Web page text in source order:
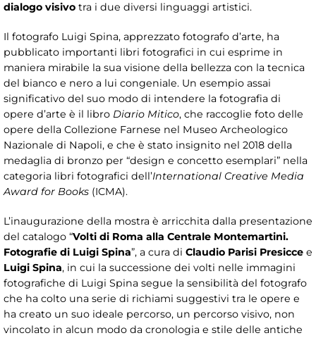
dialogo visivo tra i due diversi linguaggi artistici.
Il fotografo Luigi Spina, apprezzato fotografo d’arte, ha
pubblicato importanti libri fotografici in cui esprime in
maniera mirabile la sua visione della bellezza con la tecnica
del bianco e nero a lui congeniale. Un esempio assai
significativo del suo modo di intendere la fotografia di
opere d’arte è il libro Diario Mitico, che raccoglie foto delle
opere della Collezione Farnese nel Museo Archeologico
Nazionale di Napoli, e che è stato insignito nel 2018 della
medaglia di bronzo per “design e concetto esemplari” nella
categoria libri fotografici dell’International Creative Media
Award for Books (ICMA).
L’inaugurazione della mostra è arricchita dalla presentazione
del catalogo “Volti di Roma alla Centrale Montemartini.
Fotografie di Luigi Spina”, a cura di Claudio Parisi Presicce e
Luigi Spina, in cui la successione dei volti nelle immagini
fotografiche di Luigi Spina segue la sensibilità del fotografo
che ha colto una serie di richiami suggestivi tra le opere e
ha creato un suo ideale percorso, un percorso visivo, non
vincolato in alcun modo da cronologia e stile delle antiche